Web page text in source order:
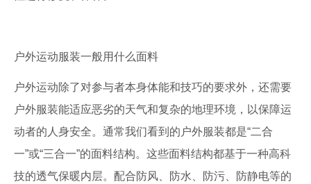
户外运动服装一般用什么面料
户外运动除了对参与者本身体能和技巧的要求外，还需要
户外服装能适应恶劣的天气和复杂的地理环境，以保障运
动者的人身安全。通常我们看到的户外服装都是“二合
一”或“三合一”的面料结构。这些面料结构都基于一种高科
技的透气保暖内层。配合防风、防水、防污、防静电等的